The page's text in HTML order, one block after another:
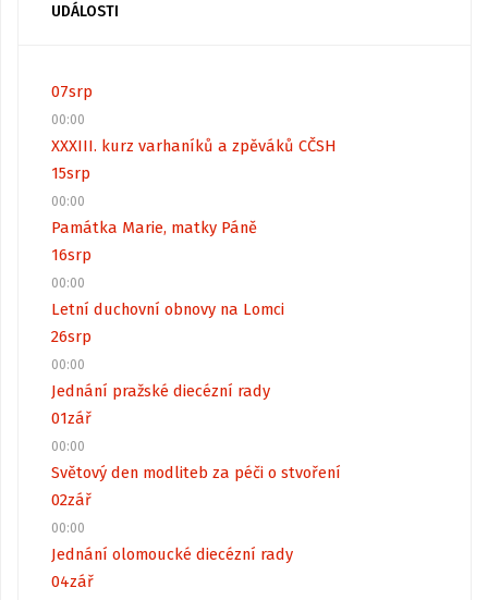
UDÁLOSTI
07srp
00:00
XXXIII. kurz varhaníků a zpěváků CČSH
15srp
00:00
Památka Marie, matky Páně
16srp
00:00
Letní duchovní obnovy na Lomci
26srp
00:00
Jednání pražské diecézní rady
01zář
00:00
Světový den modliteb za péči o stvoření
02zář
00:00
Jednání olomoucké diecézní rady
04zář